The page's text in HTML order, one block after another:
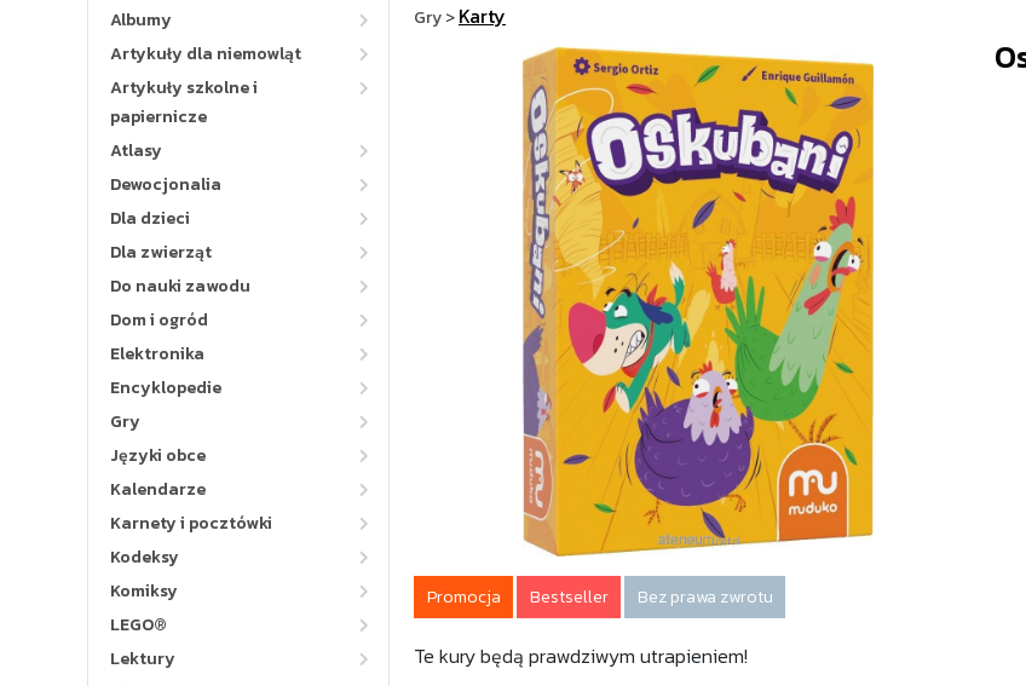
Albumy
Artykuły dla niemowląt
Artykuły szkolne i
papiernicze
Atlasy
Dewocjonalia
Dla dzieci
Dla zwierząt
Do nauki zawodu
Dom i ogród
Elektronika
Encyklopedie
Gry
Języki obce
Kalendarze
Karnety i pocztówki
Kodeksy
Komiksy
LEGO®
Lektury
Gry>Karty
Promocja Bestseller Bez prawa zwrotu
Te kury będą prawdziwym utrapieniem!